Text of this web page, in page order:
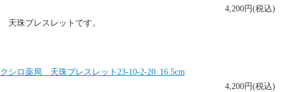
4,200円(税込)
天珠ブレスレットです。
クシロ薬局 天珠ブレスレット23-10-2-20_16.5cm
4,200円(税込)